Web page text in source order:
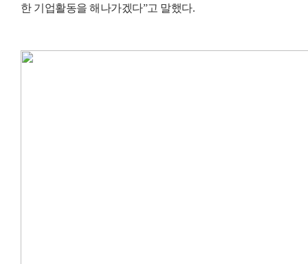
한 기업활동을 해나가겠다”고 말했다.